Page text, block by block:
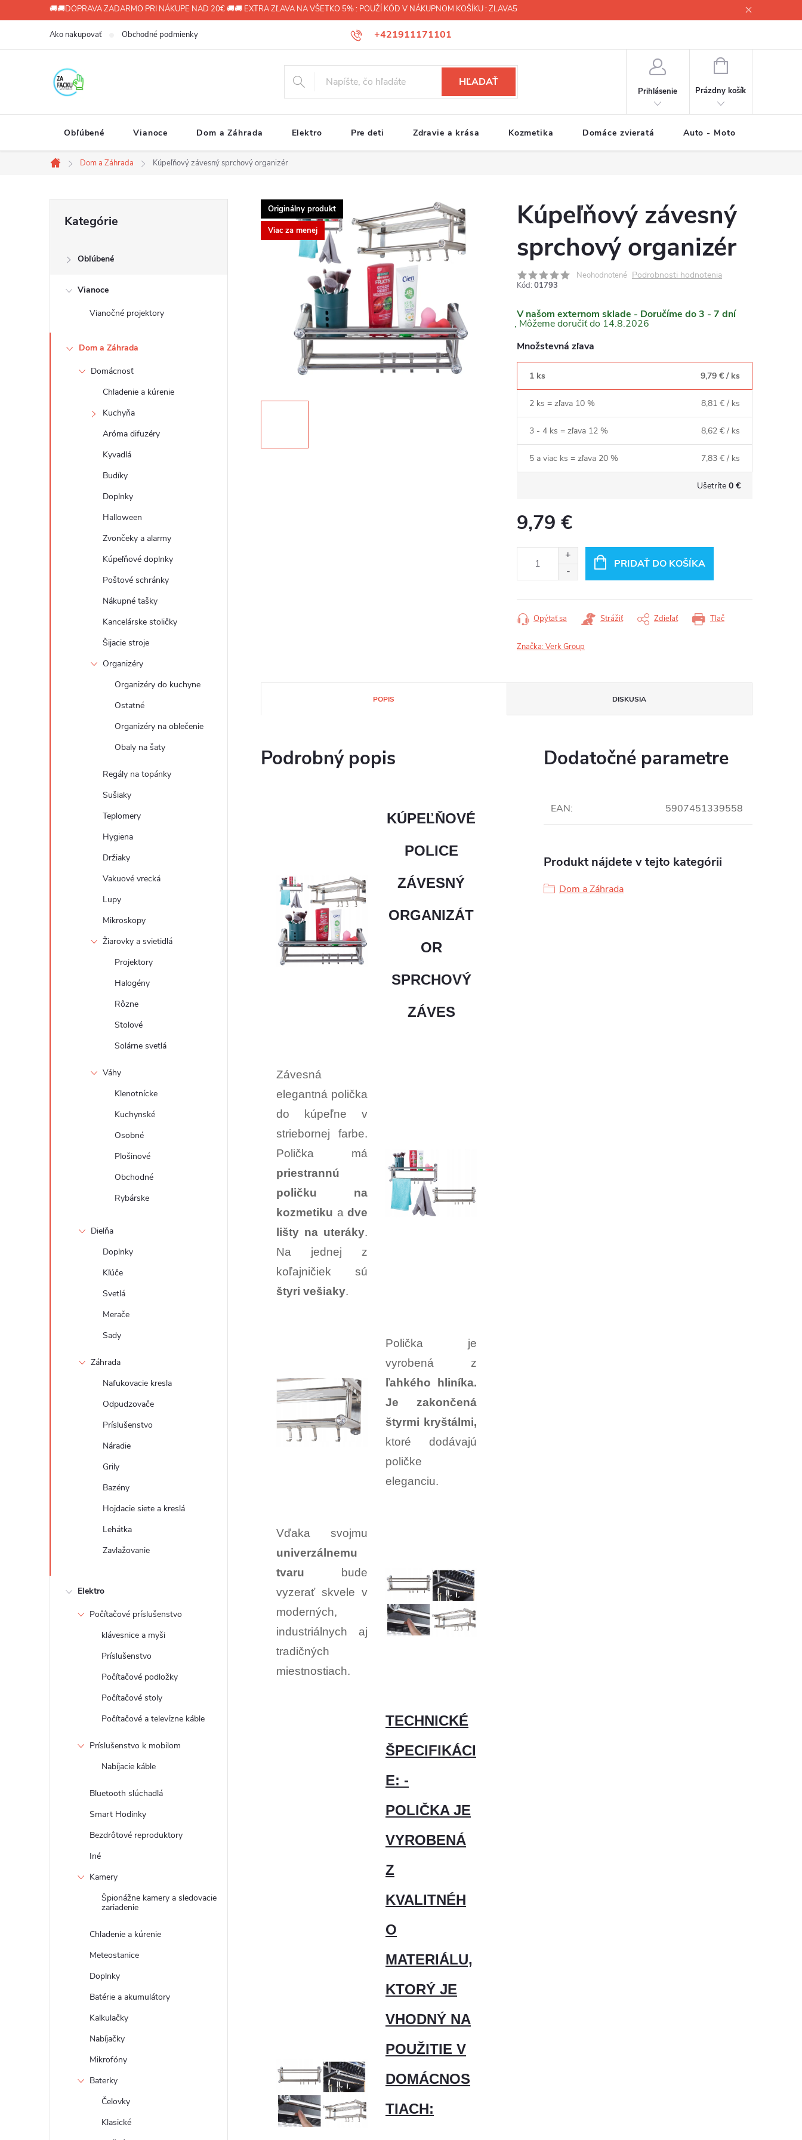
na
🚚🚚DOPRAVA ZADARMO PRI NÁKUPE NAD 20€ 🚚🚚 EXTRA ZĽAVA NA VŠETKO 5% : POUŽÍ KÓD V NÁKUPNOM KOŠÍKU : ZLAVA5
+421911171101
Ako nakupovať Obchodné podmienky
HĽADAŤ
Prihlásenie
NÁKUPNÝ
Prázdny košík
Obľúbené Vianoce Dom a Záhrada Elektro Pre deti Zdravie a krása Kozmetika Domáce zvieratá Auto - Moto
Domov
Dom a Záhrada Kúpeľňový závesný sprchový organizér
ý
kategórie
Kategórie
Obľúbené
Vianoce
Vianočné projektory
Dom a Záhrada
Domácnosť
Chladenie a kúrenie
Kuchyňa
Aróma difuzéry
Kyvadlá
Budíky
Doplnky
Halloween
Zvončeky a alarmy
Kúpeľňové doplnky
Poštové schránky
Nákupné tašky
Kancelárske stoličky
Šijacie stroje
Organizéry
Organizéry do kuchyne
Ostatné
Organizéry na oblečenie
Obaly na šaty
Regály na topánky
Sušiaky
Teplomery
Hygiena
Držiaky
Vakuové vrecká
Lupy
Mikroskopy
Žiarovky a svietidlá
Projektory
Halogény
Rôzne
Stolové
Solárne svetlá
Váhy
Klenotnícke
Kuchynské
Osobné
Plošinové
Obchodné
Rybárske
Dielňa
Doplnky
Kľúče
Svetlá
Merače
Sady
Záhrada
Nafukovacie kresla
Odpudzovače
Príslušenstvo
Náradie
Grily
Bazény
Hojdacie siete a kreslá
Lehátka
Zavlažovanie
Elektro
Počítačové príslušenstvo
klávesnice a myši
Príslušenstvo
Počítačové podložky
Počítačové stoly
Počítačové a televízne káble
Príslušenstvo k mobilom
Nabíjacie káble
Bluetooth slúchadlá
Smart Hodinky
Bezdrôtové reproduktory
Iné
Kamery
Špionážne kamery a sledovacie
zariadenie
Chladenie a kúrenie
Meteostanice
Doplnky
Batérie a akumulátory
Kalkulačky
Nabíjačky
Mikrofóny
Baterky
Čelovky
Klasické
Originálny produkt
Viac za menej
Kúpeľňový závesný
sprchový organizér
Neohodnotené Podrobnosti hodnotenia
Kód: 01793
V našom externom sklade - Doručíme do 3 - 7 dní
14.8.2026
Množstevná zľava
1 ks 9,79 € / ks
2 ks = zľava 10 % 8,81 € / ks
3 - 4 ks = zľava 12 % 8,62 € / ks
5 a viac ks = zľava 20 % 7,83 € / ks
Ušetríte 0 €
9,79 €
PRIDAŤ DO KOŠÍKA
Tlač
Opýtať sa Strážiť Zdieľať
Značka:Verk Group
POPIS DISKUSIA
Podrobný popis
KÚPEĽŇOVÉ
POLICE
ZÁVESNÝ
ORGANIZÁT
OR
SPRCHOVÝ
ZÁVES
Závesná
elegantná polička
do kúpeľne v
striebornej farbe.
Polička má
priestrannú
poličku na
kozmetiku a dve
lišty na uteráky.
Na jednej z
koľajničiek sú
štyri vešiaky.
Polička je
vyrobená z
ľahkého hliníka.
Je zakončená
štyrmi kryštálmi,
ktoré dodávajú
poličke
eleganciu.
Vďaka svojmu
univerzálnemu
tvaru
bude
vyzerať skvele v
moderných,
industriálnych aj
tradičných
miestnostiach.
TECHNICKÉ
ŠPECIFIKÁCI
E: -
POLIČKA JE
VYROBENÁ
Z
KVALITNÉH
O
MATERIÁLU,
KTORÝ JE
VHODNÝ NA
POUŽITIE V
DOMÁCNOS
TIACH:
Dodatočné parametre
EAN: 5907451339558
Produkt nájdete v tejto kategórii
Dom a Záhrada